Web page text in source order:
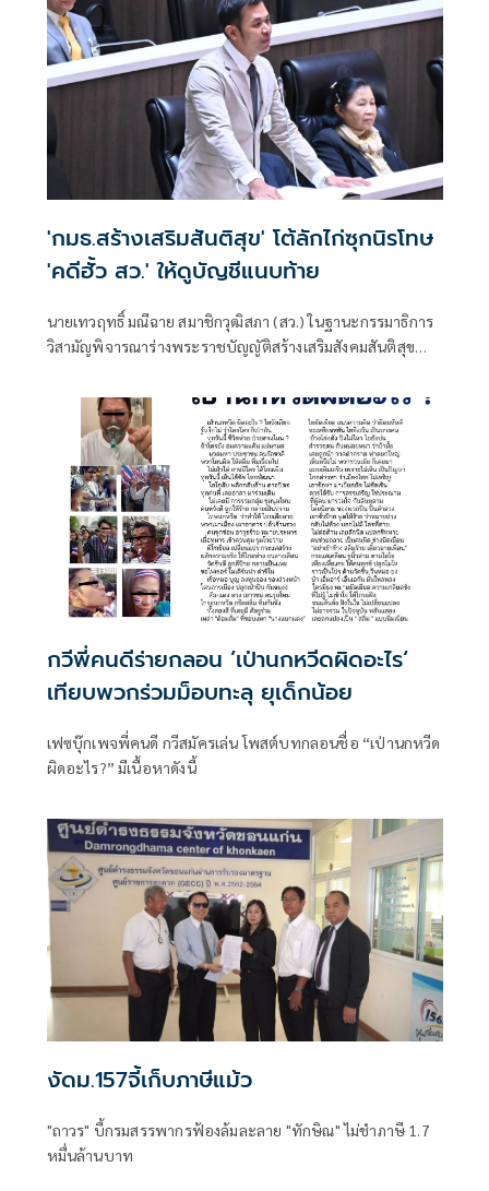
'กมธ.สร้างเสริมสันติสุข' โต้ลักไก่ซุกนิรโทษ
'คดีฮั้ว สว.' ให้ดูบัญชีแนบท้าย
นายเทวฤทธิ์ มณีฉาย สมาชิกวุฒิสภา (สว.) ในฐานะกรรมาธิการ
วิสามัญพิจารณาร่างพระราชบัญญัติสร้างเสริมสังคมสันติสุข
กวีพี่คนดีร่ายกลอน ’เป่านกหวีดผิดอะไร‘
เทียบพวกร่วมม็อบทะลุ ยุเด็กน้อย
เฟซบุ๊กเพจพี่คนดี กวีสมัครเล่น โพสต์บทกลอนชื่อ “เป่านกหวีด
ผิดอะไร?” มีเนื้อหาดังนี้
งัดม.157จี้เก็บภาษีแม้ว
"ถาวร" บี้กรมสรรพากรฟ้องล้มละลาย "ทักษิณ" ไม่ชำภาษี 1.7
หมื่นล้านบาท